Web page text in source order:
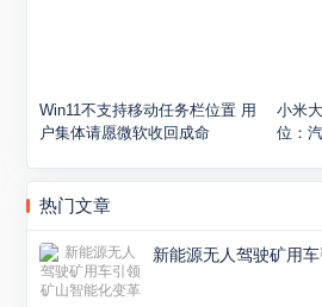
Win11不支持移动任务栏位置 用
户集体请愿微软收回成命
小米
位：
热门文章
新能源无人驾驶矿用